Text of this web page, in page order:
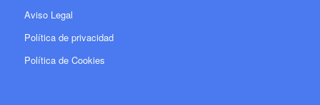
Aviso Legal
Política de privacidad
Política de Cookies